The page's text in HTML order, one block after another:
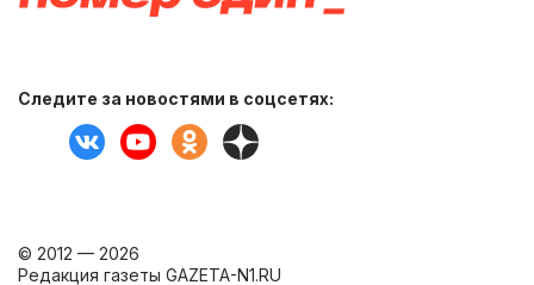
Следите за новостями в соцсетях:
© 2012 — 2026
Редакция газеты GAZETA-N1.RU